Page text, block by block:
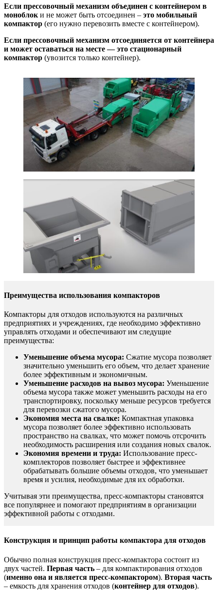
Если прессовочный механизм объединен с контейнером в
моноблок и не может быть отсоединен – это мобильный
компактор (его нужно перевозить вместе с контейнером).
Если прессовочный механизм отсоединяется от контейнера
и может оставаться на месте — это стационарный
компактор (увозится только контейнер).
Преимущества использования компакторов
Компакторы для отходов используются на различных
предприятиях и учреждениях, где необходимо эффективно
управлять отходами и обеспечивают им следущие
преимущества:
Уменьшение объема мусора: Сжатие мусора позволяет
значительно уменьшить его объем, что делает хранение
более эффективным и экономичным.
Уменьшение расходов на вывоз мусора: Уменьшение
объема мусора также может уменьшить расходы на его
транспортировку, поскольку меньше ресурсов требуется
для перевозки сжатого мусора.
Экономия места на свалке: Компактная упаковка
мусора позволяет более эффективно использовать
пространство на свалках, что может помочь отсрочить
необходимость расширения или создания новых свалок.
Экономия времени и труда: Использование пресс-
комплекторов позволяет быстрее и эффективнее
обрабатывать большие объемы отходов, что уменьшает
время и усилия, необходимые для их обработки.
Учитывая эти преимущества, пресс-компакторы становятся
все популярнее и помогают предприятиям в организации
эффективной работы с отходами.
Конструкция и принцип работы компактора для отходов
Обычно полная конструкция пресс-компактора состоит из
двух частей. Первая часть – для компактирования отходов
(именно она и является пресс-компактором). Вторая часть
– емкость для хранения отходов (контейнер для отходов).